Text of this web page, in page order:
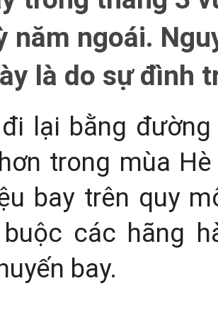
năm ngoái.
là do sự đình
lại bằng
trong mùa
bay trên quy
các hãng
bay.